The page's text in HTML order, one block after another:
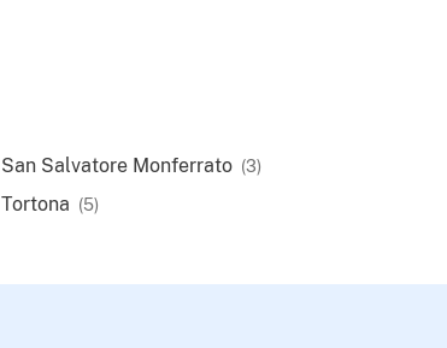
San Salvatore Monferrato (3)
Tortona (5)